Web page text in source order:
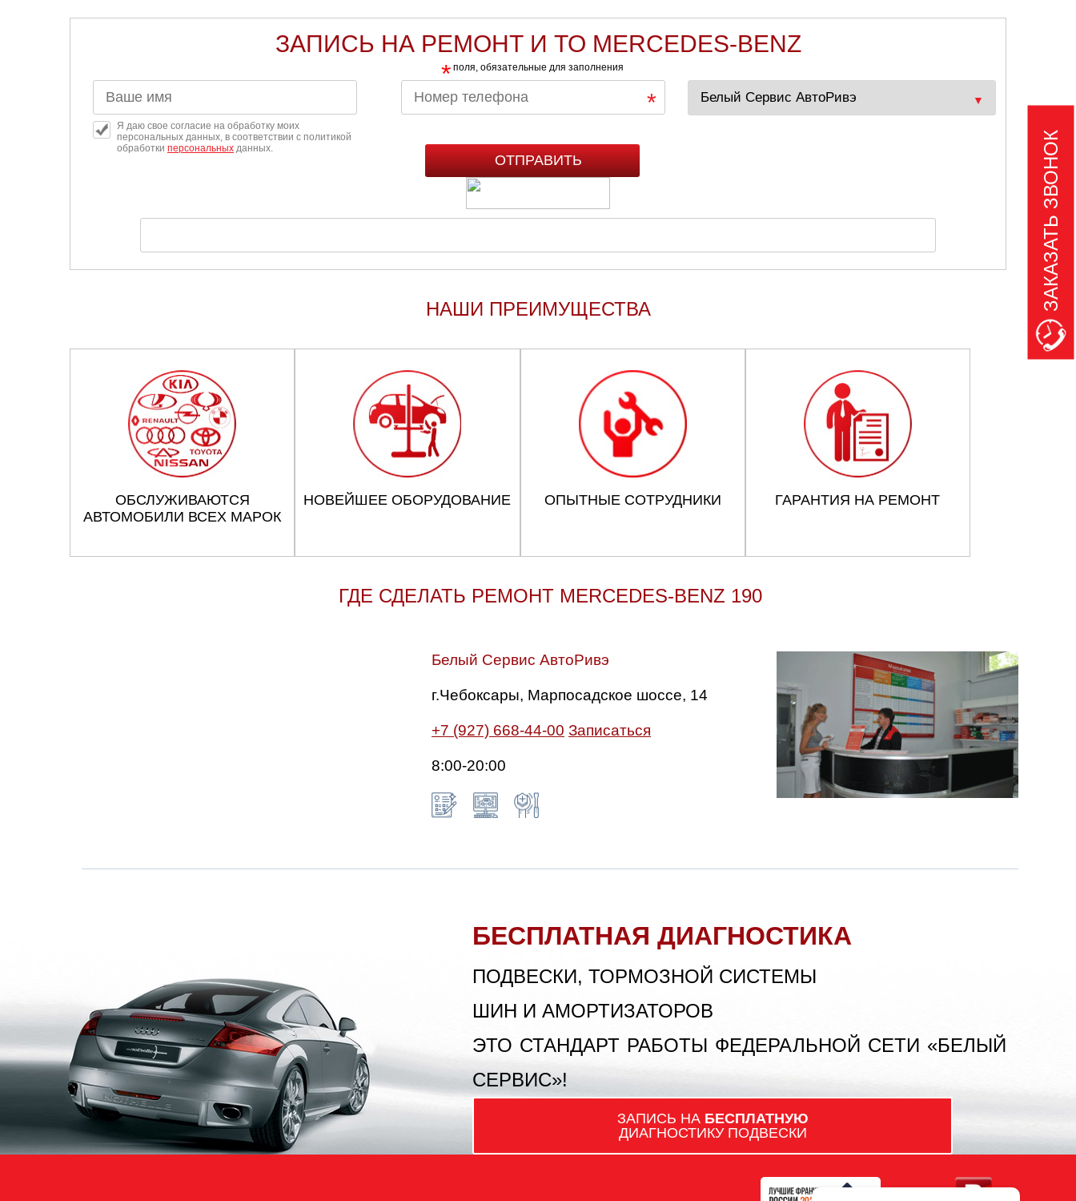
ЗАПИСЬ НА РЕМОНТ И ТО MERCEDES-BENZ
* поля, обязательные для заполнения
Я даю свое согласие на обработку моих
персональных данных, в соответствии с политикой
обработки персональных данных.
НАШИ ПРЕИМУЩЕСТВА
ОБСЛУЖИВАЮТСЯ
АВТОМОБИЛИ ВСЕХ МАРОК
НОВЕЙШЕЕ ОБОРУДОВАНИЕ ОПЫТНЫЕ СОТРУДНИКИ ГАРАНТИЯ НА РЕМОНТ
ГДЕ СДЕЛАТЬ РЕМОНТ MERCEDES-BENZ 190
Белый Сервис АвтоРивэ
г.Чебоксары, Марпосадское шоссе, 14
+7 (927) 668-44-00 Записаться
8:00-20:00
БЕСПЛАТНАЯ ДИАГНОСТИКА
ПОДВЕСКИ, ТОРМОЗНОЙ СИСТЕМЫ
ШИН И АМОРТИЗАТОРОВ
ЭТО СТАНДАРТ РАБОТЫ ФЕДЕРАЛЬНОЙ СЕТИ «БЕЛЫЙ
СЕРВИС»!
ЗАПИСЬ НА БЕСПЛАТНУЮ
ДИАГНОСТИКУ ПОДВЕСКИ
ЗАКАЗАТЬ ЗВОНОК